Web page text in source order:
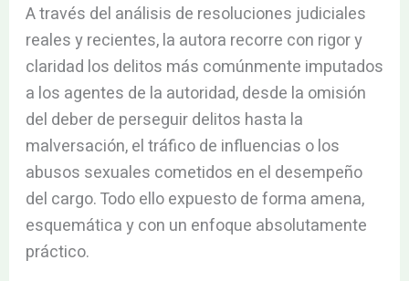
A través del análisis de resoluciones judiciales
reales y recientes, la autora recorre con rigor y
claridad los delitos más comúnmente imputados
a los agentes de la autoridad, desde la omisión
del deber de perseguir delitos hasta la
malversación, el tráfico de influencias o los
abusos sexuales cometidos en el desempeño
del cargo. Todo ello expuesto de forma amena,
esquemática y con un enfoque absolutamente
práctico.